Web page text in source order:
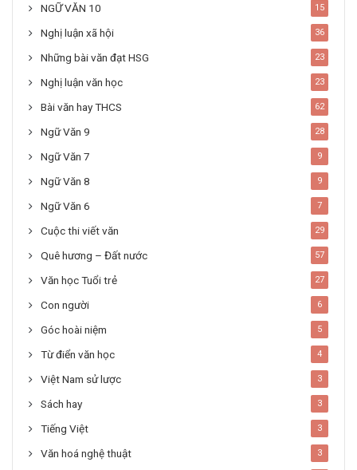
NGỮ VĂN 10 15
Nghị luận xã hội 36
Những bài văn đạt HSG 23
Nghị luận văn học 23
Bài văn hay THCS 62
Ngữ Văn 9 28
Ngữ Văn 7 9
Ngữ Văn 8 9
Ngữ Văn 6 7
Cuộc thi viết văn 29
Quê hương – Đất nước 57
Văn học Tuổi trẻ 27
Con người 6
Góc hoài niệm 5
Từ điển văn học 4
Việt Nam sử lược 3
Sách hay 3
Tiếng Việt 3
Văn hoá nghệ thuật 3